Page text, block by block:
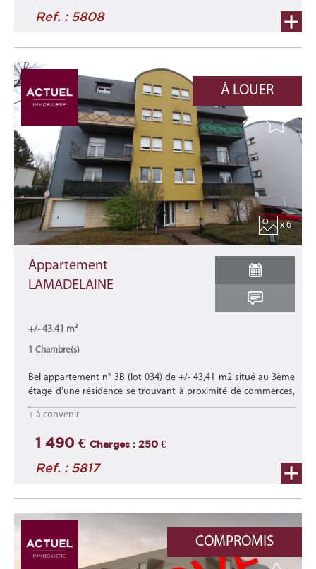
Ref. : 5808
À LOUER
x 6
Appartement
LAMADELAINE
+/- 43.41 m²
1 Chambre(s)
Bel appartement n° 3B (lot 034) de +/- 43,41 m2 situé au 3ème
étage d'une résidence se trouvant à proximité de commerces,
d'écoles, des transports en commun et proche des axes
autoroutiers.
+ à convenir
1 490 € Charges : 250 €
Ref. : 5817
COMPROMIS